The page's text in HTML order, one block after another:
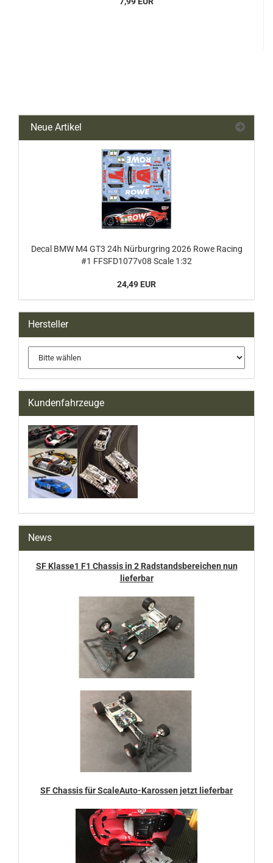
Neue Artikel
Decal BMW M4 GT3 24h Nürburgring 2026 Rowe Racing
#1 FFSFD1077v08 Scale 1:32
24,49 EUR
Hersteller
Kundenfahrzeuge
News
SF Klasse1 F1 Chassis in 2 Radstandsbereichen nun
lieferbar
SF Chassis für ScaleAuto-Karossen jetzt lieferbar